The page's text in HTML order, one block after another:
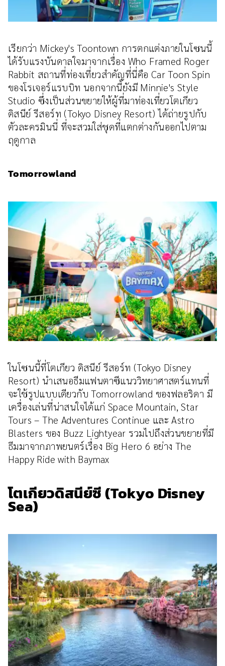
เรียกว่า Mickey's Toontown การตกแต่งภายในโซนนี้
ได้รับแรงบันดาลใจมาจากเรื่อง Who Framed Roger
Rabbit สถานที่ท่องเที่ยวสำคัญที่นี่คือ Car Toon Spin
ของโรเจอร์แรบบิท นอกจากนี้ยังมี Minnie's Style
Studio ซึ่งเป็นส่วนขยายให้ผู้ที่มาท่องเที่ยวโตเกียว
ดิสนีย์ รีสอร์ท (Tokyo Disney Resort) ได้ถ่ายรูปกับ
ตัวละครมินนี่ ที่จะสวมใส่ชุดที่แตกต่างกันออกไปตาม
ฤดูกาล
Tomorrowland
ในโซนนี้ที่โตเกียว ดิสนีย์ รีสอร์ท (Tokyo Disney
Resort) นำเสนอธีมแฟนตาซีแนววิทยาศาสตร์แทนที่
จะใช้รูปแบบเดียวกับ Tomorrowland ของฟลอริดา มี
เครื่องเล่นที่น่าสนใจได้แก่ Space Mountain, Star
Tours – The Adventures Continue และ Astro
Blasters ของ Buzz Lightyear รวมไปถึงส่วนขยายที่มี
ธีมมาจากภาพยนตร์เรื่อง Big Hero 6 อย่าง The
Happy Ride with Baymax
โตเกียวดิสนีย์ซี (Tokyo Disney
Sea)